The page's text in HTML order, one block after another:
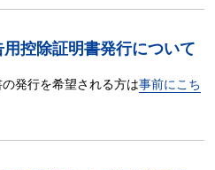
控除証明書発行について
発行を希望される方は事前にこち